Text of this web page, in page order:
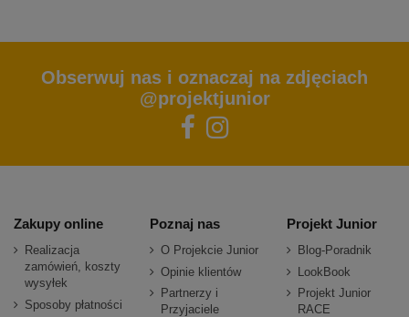
Obserwuj nas i oznaczaj na zdjęciach
@projektjunior
Zakupy online
Realizacja
zamówień, koszty
wysyłek
Sposoby płatności
Poznaj nas
O Projekcie Junior
Opinie klientów
Partnerzy i
Przyjaciele
Projekt Junior
Blog-Poradnik
LookBook
Projekt Junior
RACE